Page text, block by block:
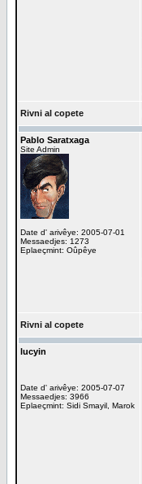
Rivni al copete
Pablo Saratxaga
Site Admin
Date d' arivêye: 2005-07-01
Messaedjes: 1273
Eplaeçmint: Oûpêye
Rivni al copete
lucyin
Date d' arivêye: 2005-07-07
Messaedjes: 3966
Eplaeçmint: Sidi Smayil, Marok